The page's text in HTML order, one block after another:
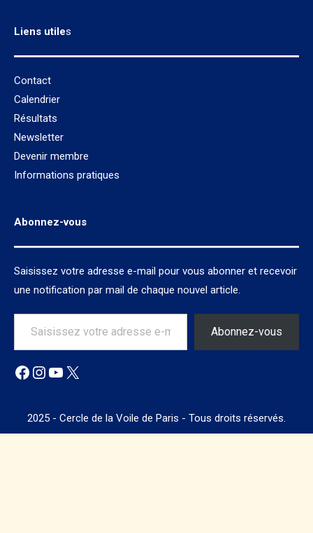
Liens utiles
Contact
Calendrier
Résultats
Newsletter
Devenir membre
Informations pratiques
Abonnez-vous
Saisissez votre adresse e-mail pour vous abonner et recevoir
une notification par mail de chaque nouvel article.
Saisissez votre adresse e-mail…
Abonnez-vous
Facebook
Instagram
YouTube
X
2025 - Cercle de la Voile de Paris - Tous droits réservés.